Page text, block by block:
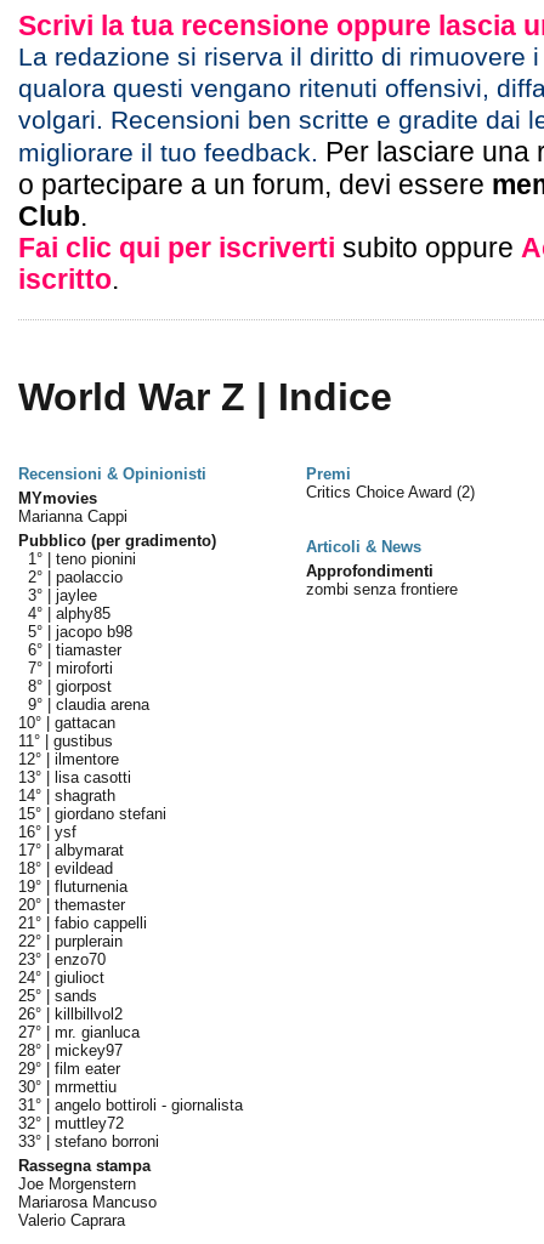
Scrivi la tua recensione oppure lascia
La redazione si riserva il diritto di rimuovere
qualora questi vengano ritenuti offensivi,
volgari. Recensioni ben scritte e gradite dai
migliorare il tuo feedback. Per lasciare una
o partecipare a un forum, devi essere
Club.
Fai clic qui per iscriverti subito oppure
iscritto.
World War Z | Indice
Recensioni & Opinionisti
Premi
MYmovies
Marianna Cappi
Pubblico (per gradimento)
1° | teno pionini
2° | paolaccio
3° | jaylee
4° | alphy85
5° | jacopo b98
6° | tiamaster
7° | miroforti
8° | giorpost
9° | claudia arena
10° | gattacan
11° | gustibus
12° | ilmentore
13° |
lisa casotti
14° | shagrath
15° | giordano stefani
16° | ysf
17° | albymarat
18° | evildead
19° | fluturnenia
20° | themaster
21° | fabio cappelli
22° | purplerain
23° | enzo70
24° | giulioct
25° | sands
26° |
killbillvol2
27° | mr. gianluca
28° | mickey97
29° | film eater
30° | mrmettiu
31° | angelo bottiroli - giornalista
32° | muttley72
33° | stefano borroni
Rassegna stampa
Joe Morgenstern
Mariarosa Mancuso
Valerio Caprara
Critics Choice Award (2)
Articoli & News
Approfondimenti
zombi senza frontiere